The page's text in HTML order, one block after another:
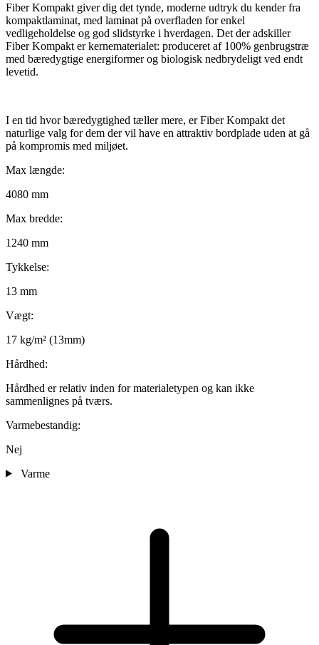
Fiber Kompakt giver dig det tynde, moderne udtryk du kender fra
kompaktlaminat, med laminat på overfladen for enkel
vedligeholdelse og god slidstyrke i hverdagen. Det der adskiller
Fiber Kompakt er kernematerialet: produceret af 100% genbrugstræ
med bæredygtige energiformer og biologisk nedbrydeligt ved endt
levetid.
I en tid hvor bæredygtighed tæller mere, er Fiber Kompakt det
naturlige valg for dem der vil have en attraktiv bordplade uden at gå
på kompromis med miljøet.
Max længde:
4080 mm
Max bredde:
1240 mm
Tykkelse:
13 mm
Vægt:
17 kg/m² (13mm)
Hårdhed:
Hårdhed er relativ inden for materialetypen og kan ikke
sammenlignes på tværs.
Varmebestandig:
Nej
Varme